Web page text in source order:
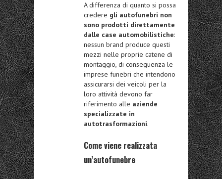
A differenza di quanto si possa
credere gli autofunebri non
sono prodotti direttamente
dalle case automobilistiche:
nessun brand produce questi
mezzi nelle proprie catene di
montaggio, di conseguenza le
imprese funebri che intendono
assicurarsi dei veicoli per la
loro attività devono far
riferimento alle aziende
specializzate in
autotrasformazioni.
Come viene realizzata
un’autofunebre